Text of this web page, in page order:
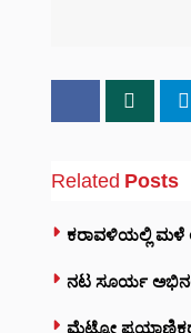
Related Posts
ಕರಾವಳಿಯಲ್ಲಿ ಮಳೆ
ನಟ ಸೂರ್ಯ
ಮೆಟ್ರೋ